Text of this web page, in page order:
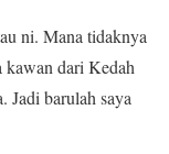
ni. Mana tidaknya
kawan dari Kedah
Jadi barulah saya